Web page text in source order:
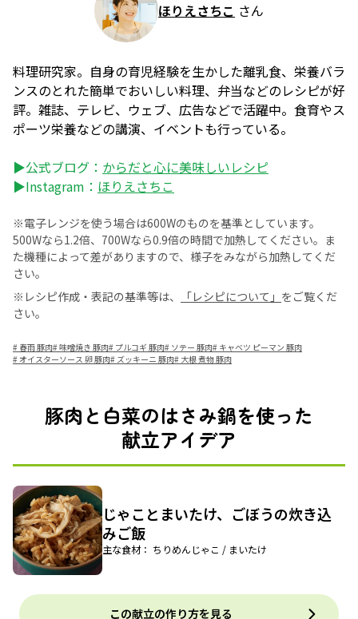
ほりえさちこ さん
料理研究家。自身の育児経験を生かした離乳食、栄養バラ
ンスのとれた簡単でおいしい料理、弁当などのレシピが好
評。雑誌、テレビ、ウェブ、広告などで活躍中。食育やス
ポーツ栄養などの講演、イベントも行っている。
▶公式ブログ： からだと心に美味しいレシピ
▶Instagram： ほりえさちこ
※電子レンジを使う場合は600Wのものを基準としています。
500Wなら1.2倍、700Wなら0.9倍の時間で加熱してください。ま
た機種によって差がありますので、様子をみながら加熱してくだ
さい。
※レシピ作成・表記の基準等は、
「レシピについて」 をご覧くだ
さい。
# 春雨 豚肉#味噌焼き 豚肉# プルコギ 豚肉# ソテー 豚肉# キャベツ ピーマン 豚肉
#オイスターソース 卵 豚肉# ズッキーニ 豚肉# 大根 煮物 豚肉
豚肉と白菜のはさみ鍋を使った
献立アイデア
じゃことまいたけ、ごぼうの炊き込
みご飯
主な食材： ちりめんじゃこ / まいたけ
この献立の作り方を見る